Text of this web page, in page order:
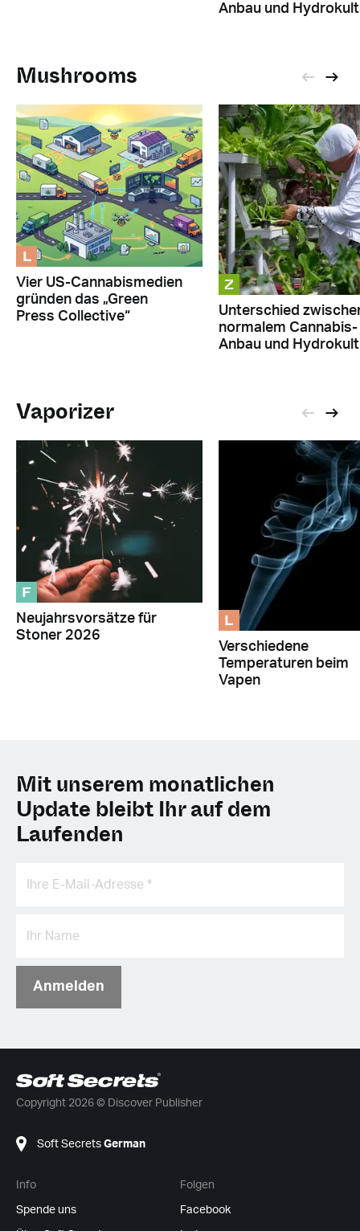
Anbau und
Mushrooms
L
Vier US-Cannabismedien
gründen das „Green
Press Collective“
Z
Unterschied
normalem Cannabis-
Anbau und
Vaporizer
F
Neujahrsvorsätze für
Stoner 2026
L
Verschiedene
Temperaturen beim
Vapen
Mit unserem monatlichen
Update bleibt Ihr auf dem
Laufenden
Anmelden
Copyright 2026 © Discover Publisher
Soft Secrets German
Info
Spende uns
Folgen
Facebook